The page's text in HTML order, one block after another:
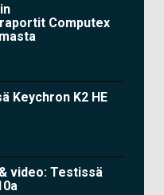
Computex
Keychron K2 HE
video: Testissä